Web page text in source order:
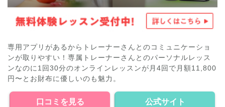
専用アプリがあるからトレーナーさんとのコミュニケーショ
ンが取りやすい！専属トレーナーさんとのパーソナルレッス
ンなのに1回30分のオンラインレッスンが月4回で月額11,800
円〜とお財布に優しいのも魅力。
口コミを見る 公式サイト